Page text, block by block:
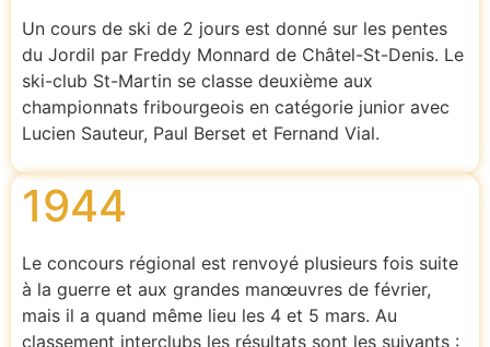
Un cours de ski de 2 jours est donné sur les pentes
du Jordil par Freddy Monnard de Châtel-St-Denis. Le
ski-club St-Martin se classe deuxième aux
championnats fribourgeois en catégorie junior avec
Lucien Sauteur, Paul Berset et Fernand Vial.
1944
Le concours régional est renvoyé plusieurs fois suite
à la guerre et aux grandes manœuvres de février,
mais il a quand même lieu les 4 et 5 mars. Au
classement interclubs les résultats sont les suivants :